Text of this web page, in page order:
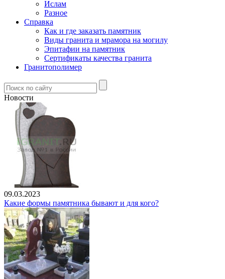
Ислам
Разное
Справка
Как и где заказать памятник
Виды гранита и мрамора на могилу
Эпитафии на памятник
Сертификаты качества гранита
Гранитополимер
Новости
09.03.2023
Какие формы памятника бывают и для кого?